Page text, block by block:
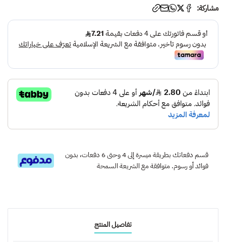
مشاركة:
قسم دفعاتك بطريقة ميسرة إلى 4 وحتى 6 دفعات، بدون
فوائد أو رسوم. متوافقة مع الشريعة السمحة
تفاصيل المنتج